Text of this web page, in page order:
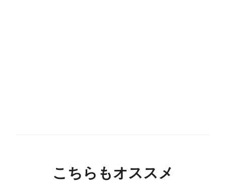
こちらもオススメ